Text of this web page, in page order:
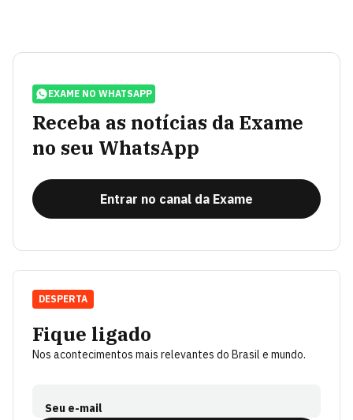
EXAME NO WHATSAPP
Receba as notícias da Exame
no seu WhatsApp
Entrar no canal da Exame
Fique ligado
Nos acontecimentos mais relevantes do Brasil e mundo.
Seu e-mail
DESPERTA